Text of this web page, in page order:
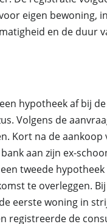
eigen bewoning,
en de duur
hypotheek af bij
Volgens de
Kort na de
aan zijn ex-
tweede
te overleggen.
eerste woning in
registreerde de